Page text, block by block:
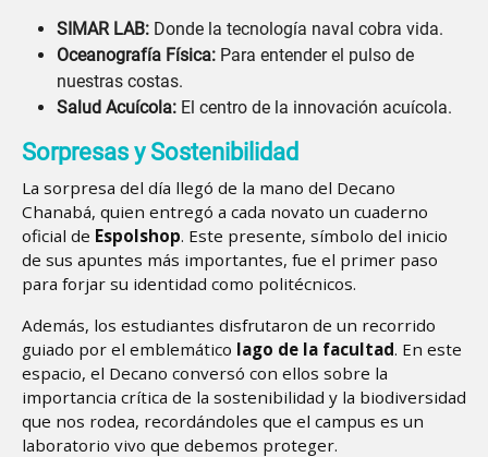
SIMAR LAB: Donde la tecnología naval cobra vida.
Oceanografía Física: Para entender el pulso de
nuestras costas.
Salud Acuícola: El centro de la innovación acuícola.
Sorpresas y Sostenibilidad
La sorpresa del día llegó de la mano del Decano
Chanabá, quien entregó a cada novato un cuaderno
oficial de Espolshop. Este presente, símbolo del inicio
de sus apuntes más importantes, fue el primer paso
para forjar su identidad como politécnicos.
Además, los estudiantes disfrutaron de un recorrido
guiado por el emblemático lago de la facultad. En este
espacio, el Decano conversó con ellos sobre la
importancia crítica de la sostenibilidad y la biodiversidad
que nos rodea, recordándoles que el campus es un
laboratorio vivo que debemos proteger.